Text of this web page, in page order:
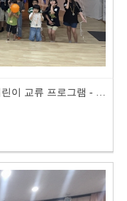
기적의도서관 20주년 기념 1,2,3호관 어린이 교류 프로그램 - 제천탐방